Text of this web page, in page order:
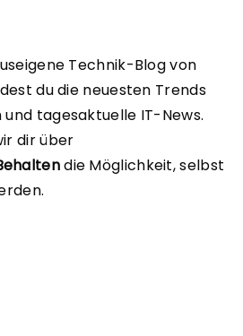
Technik-Blog von
du die neuesten Trends
tagesaktuelle IT-News.
dir über
die Möglichkeit, selbst